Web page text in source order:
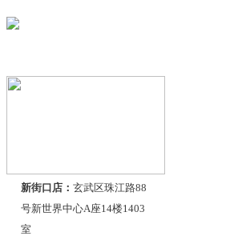
新街口店： 玄武区珠江路88
号新世界中心A座14楼1403
室